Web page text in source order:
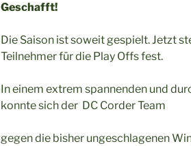
Geschafft!
Die Saison ist soweit gespielt. Jetzt
Teilnehmer für die Play Offs fest.
In einem extrem spannenden und
konnte sich der DC Corder Team
gegen die bisher ungeschlagenen